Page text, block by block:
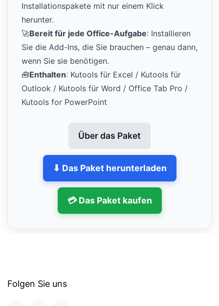
Installationspakete mit nur einem Klick
herunter.
🚀Bereit für jede Office-Aufgabe: Installieren
Sie die Add-Ins, die Sie brauchen – genau dann,
wenn Sie sie benötigen.
🧰Enthalten: Kutools für Excel / Kutools für
Outlook / Kutools für Word / Office Tab Pro /
Kutools for PowerPoint
Über das Paket
⬇ Das Paket herunterladen
💳 Das Paket kaufen
Folgen Sie uns